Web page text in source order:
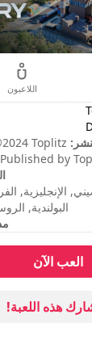
اللاعبون
Toplitz
by
Dodo GmbH.
الإنجليزية,
البولندية,
تتم الإشارة إلى
العب الآن
هذه اللعبة!